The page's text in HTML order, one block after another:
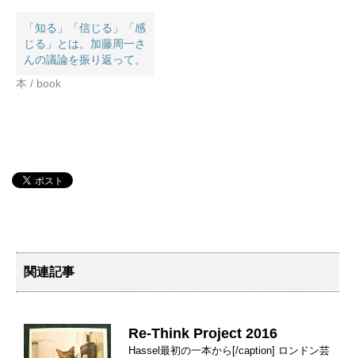
「知る」「信じる」「感
じる」とは。加藤周一さ
んの議論を振り返って。
本 / book
関連記事
Re-Think Project 2016
Hassel最初の一本から[/caption] ロンドン芸